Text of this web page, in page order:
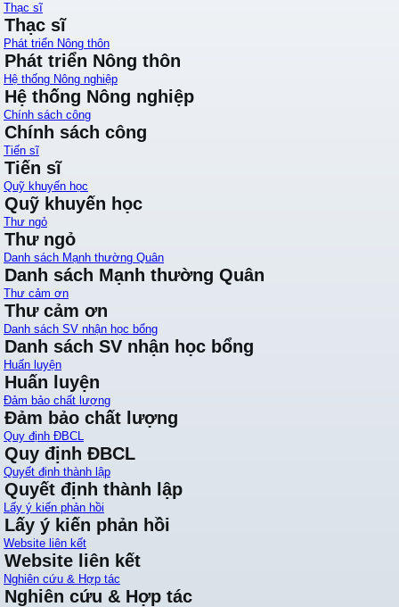
Thạc sĩ
Thạc sĩ
Phát triển Nông thôn
Phát triển Nông thôn
Hệ thống Nông nghiệp
Hệ thống Nông nghiệp
Chính sách công
Chính sách công
Tiến sĩ
Tiến sĩ
Quỹ khuyến học
Quỹ khuyến học
Thư ngỏ
Thư ngỏ
Danh sách Mạnh thường Quân
Danh sách Mạnh thường Quân
Thư cảm ơn
Thư cảm ơn
Danh sách SV nhận học bổng
Danh sách SV nhận học bổng
Huấn luyện
Huấn luyện
Đảm bảo chất lượng
Đảm bảo chất lượng
Quy định ĐBCL
Quy định ĐBCL
Quyết định thành lập
Quyết định thành lập
Lấy ý kiến phản hồi
Lấy ý kiến phản hồi
Website liên kết
Website liên kết
Nghiên cứu & Hợp tác
Nghiên cứu & Hợp tác